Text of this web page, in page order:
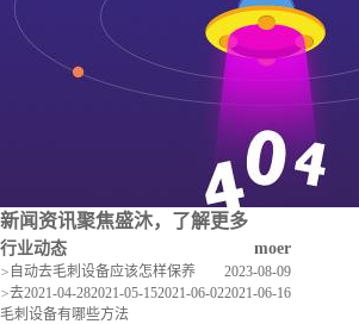
新闻资讯聚焦盛沐，了解更多
moer
行业动态
2023-08-09
> 自动去毛刺设备应该怎样保养
2021-06-16
2021-06-02
2021-05-15
2021-04-28
>去
毛刺设备有哪些方法